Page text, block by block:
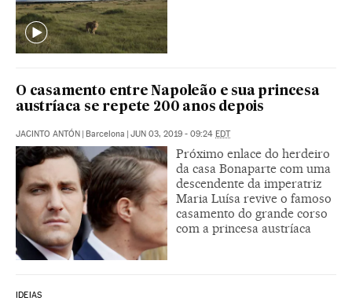
O casamento entre Napoleão e sua princesa
austríaca se repete 200 anos depois
JACINTO ANTÓN | Barcelona | JUN 03, 2019 - 09:24 EDT
Próximo enlace do herdeiro
da casa Bonaparte com uma
descendente da imperatriz
Maria Luísa revive o famoso
casamento do grande corso
com a princesa austríaca
IDEIAS